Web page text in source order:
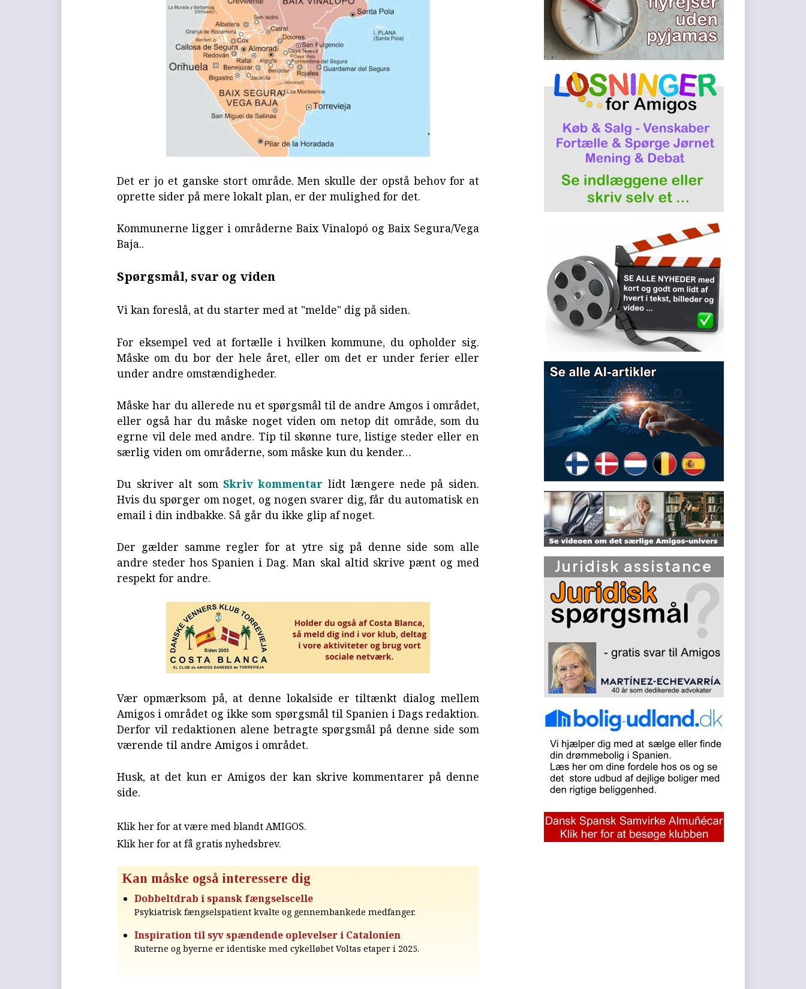
Det er jo et ganske stort område. Men skulle der opstå behov for at
oprette sider på mere lokalt plan, er der mulighed for det.
Kommunerne ligger i områderne Baix Vinalopó og Baix Segura/Vega
Baja..
Spørgsmål, svar og viden
Vi kan foreslå, at du starter med at "melde" dig på siden.
For eksempel ved at fortælle i hvilken kommune, du opholder sig.
Måske om du bor der hele året, eller om det er under ferier eller
under andre omstændigheder.
Måske har du allerede nu et spørgsmål til de andre Amgos i området,
eller også har du måske noget viden om netop dit område, som du
egrne vil dele med andre. Tip til skønne ture, listige steder eller en
særlig viden om områderne, som måske kun du kender…
Du skriver alt somSkriv kommentar lidt længere nede på siden.
Hvis du spørger om noget, og nogen svarer dig, får du automatisk en
email i din indbakke. Så går du ikke glip af noget.
Der gælder samme regler for at ytre sig på denne side som alle
andre steder hos Spanien i Dag. Man skal altid skrive pænt og med
respekt for andre.
Vær opmærksom på, at denne lokalside er tiltænkt dialog mellem
Amigos i området og ikke som spørgsmål til Spanien i Dags redaktion.
Derfor vil redaktionen alene betragte spørgsmål på denne side som
værende til andre Amigos i området.
Husk, at det kun er Amigos der kan skrive kommentarer på denne
side.
Klik her for at være med blandt AMIGOS.
Klik her for at få gratis nyhedsbrev.
Kan måske også interessere dig
Dobbeltdrab i spansk fængselscelle
Psykiatrisk fængselspatient kvalte og gennembankede medfanger.
Inspiration til syv spændende oplevelser i Catalonien
Ruterne og byerne er identiske med cykelløbet Voltas etaper i 2025.